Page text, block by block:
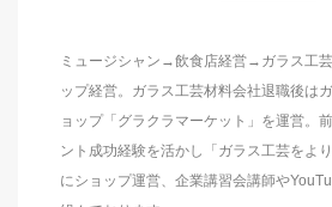
ミュージシャン→飲食店経営→ガラス工
ップ経営。ガラス工芸材料会社退職後は
ョップ「グラクラマーケット」を運営。
ント成功経験を活かし「ガラス工芸をよ
にショップ運営、企業講習会講師や